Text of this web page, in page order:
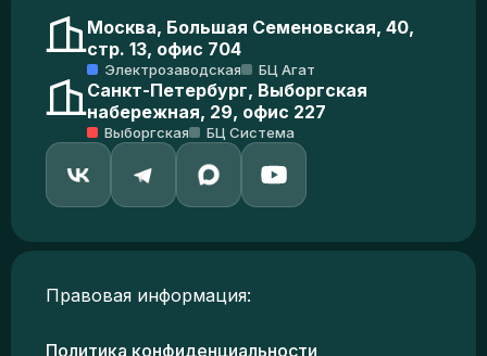
Москва, Большая Семеновская, 40,
стр. 13, офис 704
Электрозаводская БЦ Агат
Санкт-Петербург, Выборгская
набережная, 29, офис 227
Выборгская БЦ Система
Правовая информация:
Политика конфиденциальности